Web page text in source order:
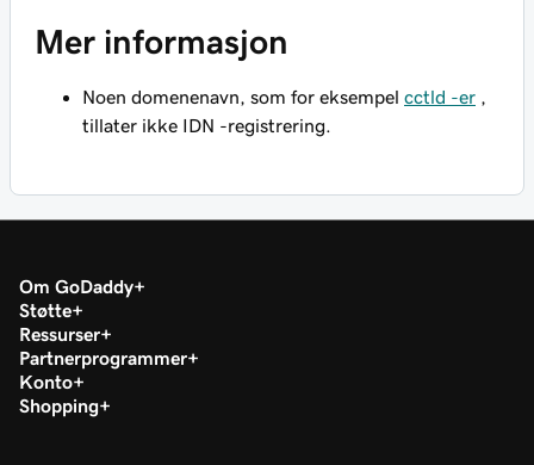
Mer informasjon
Noen domenenavn, som for eksempel cctld -er
tillater ikke IDN -registrering.
Om GoDaddy
Støtte
Ressurser
Partnerprogrammer
Konto
Shopping